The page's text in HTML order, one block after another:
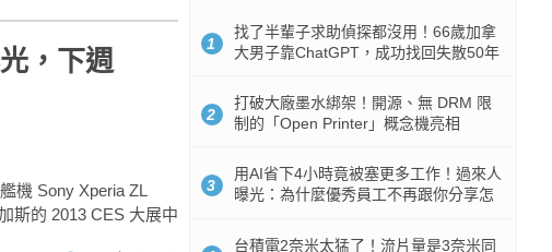
，下週
機 Sony Xperia ZL
斯的 2013 CES 大展中
1
找了半輩子求助偵探都沒用！66歲加拿
大男子靠ChatGPT，成功找回失散50年
2
打破大廠墨水綁架！開源、無 DRM 限
制的「Open Printer」概念機亮相
3
用AI省下4小時竟被塞更多工作！過來人
曝光：為什麼優秀員工不再跟你分享怎
台積電2奈米太猛了！流片量是3奈米同